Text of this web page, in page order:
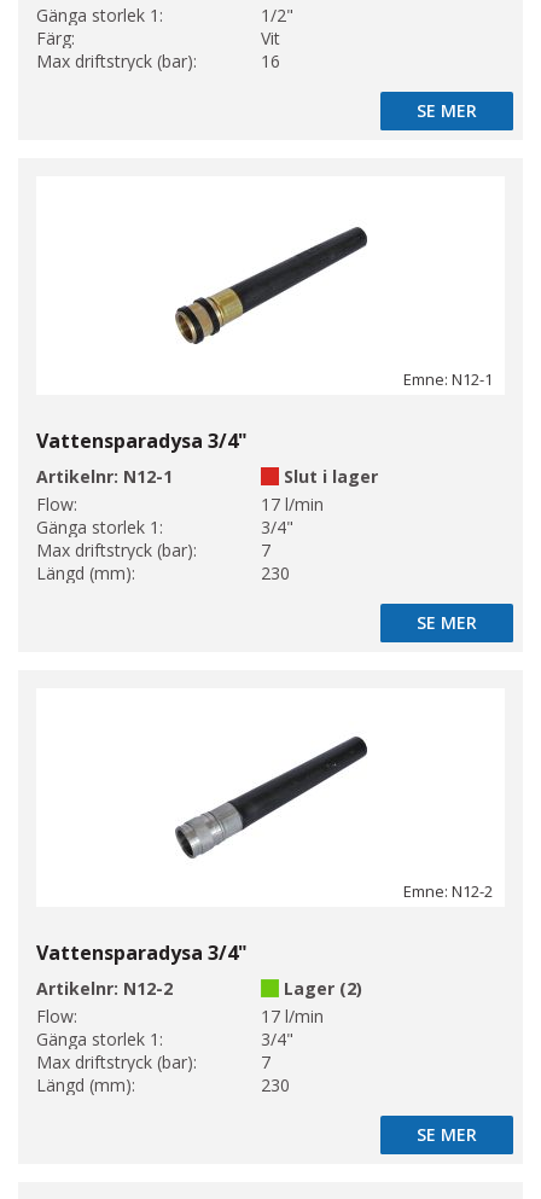
Gänga storlek 1:
1/2"
Färg:
Vit
Max driftstryck (bar):
16
SE MER
SE MER
Emne: N12-1
Vattensparadysa 3/4"
Artikelnr: N12-1
Slut i lager
Flow:
17 l/min
Gänga storlek 1:
3/4"
Max driftstryck (bar):
7
Längd (mm):
230
SE MER
SE MER
Emne: N12-2
Vattensparadysa 3/4"
Artikelnr: N12-2
Lager (2)
Flow:
17 l/min
Gänga storlek 1:
3/4"
Max driftstryck (bar):
7
Längd (mm):
230
SE MER
SE MER